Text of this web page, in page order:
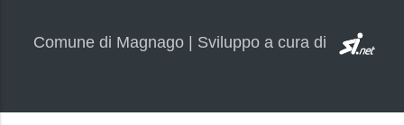
Comune di Magnago | Sviluppo a cura di